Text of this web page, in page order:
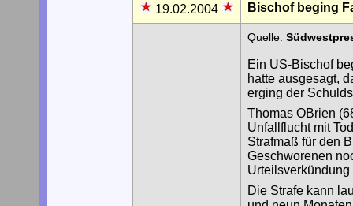
19.02.2004 Bischof beging
Quelle:
Ein US-Bischof
hatte ausgesagt,
erging der
Thomas OBrien
Unfallflucht mit
Strafmaß für den
Geschworenen
Die Strafe kann